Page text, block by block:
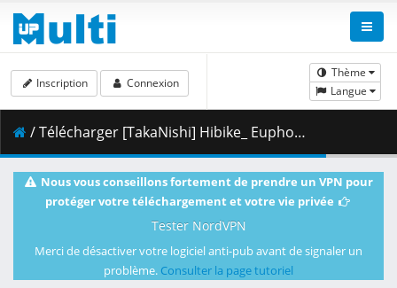
Thème
Langue
Inscription Connexion
/ Télécharger [TakaNishi] Hibike_ Euphonium S3 - 13 [1080p][79F0F250].mkv.001 ( 490.00 MB )
Nous vous conseillons fortement de prendre un VPN pour
protéger votre téléchargement et votre vie privée
Tester NordVPN
Merci de désactiver votre logiciel anti-pub avant de signaler un
problème. Consulter la page tutoriel